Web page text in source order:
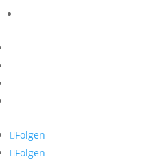
Folgen
Folgen